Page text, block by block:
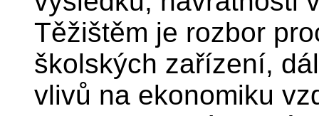
Těžištěm je rozbor
školských zařízení,
vlivů na ekonomiku